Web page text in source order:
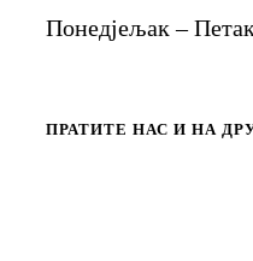
Понедјељак –
ПРАТИТЕ НАС И НА